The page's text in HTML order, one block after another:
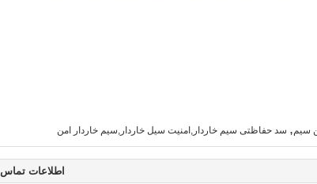
سیم, سد حفاظتی سیم خاردار,امنيت سيل خاردار,سیم خاردار امن
اطلاعات تماس